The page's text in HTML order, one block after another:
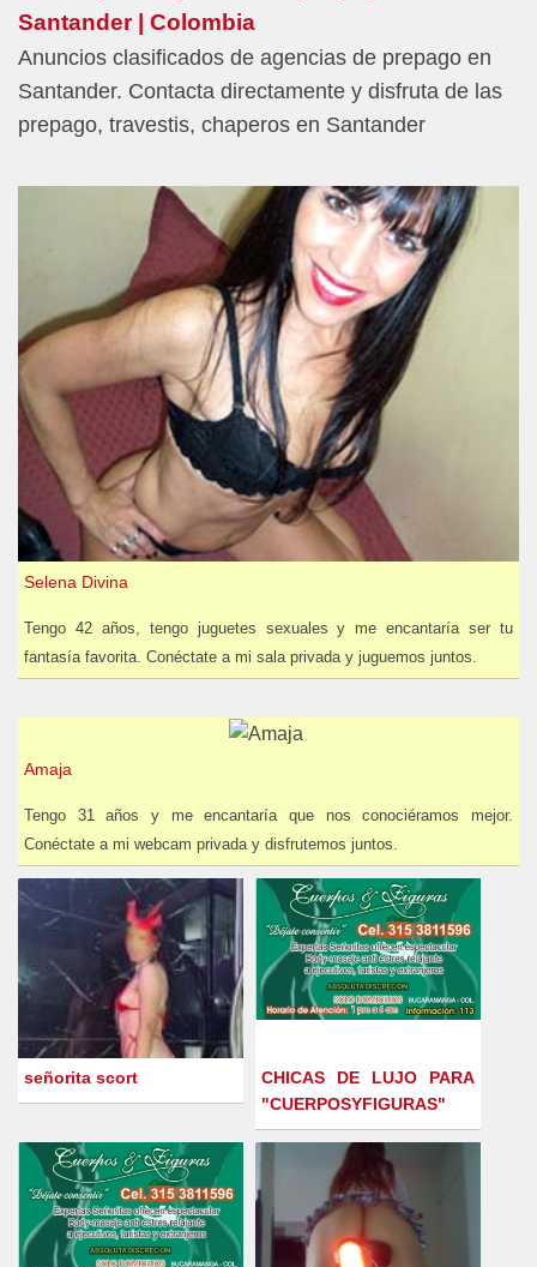
Santander | Colombia
Anuncios clasificados de agencias de prepago en
Santander. Contacta directamente y disfruta de las
prepago, travestis, chaperos en Santander
Selena Divina
Tengo 42 años, tengo juguetes sexuales y me encantaría ser tu
fantasía favorita. Conéctate a mi sala privada y juguemos juntos.
Amaja
Tengo 31 años y me encantaría que nos conociéramos mejor.
Conéctate a mi webcam privada y disfrutemos juntos.
señorita scort
CHICAS DE LUJO PARA
"CUERPOSYFIGURAS"